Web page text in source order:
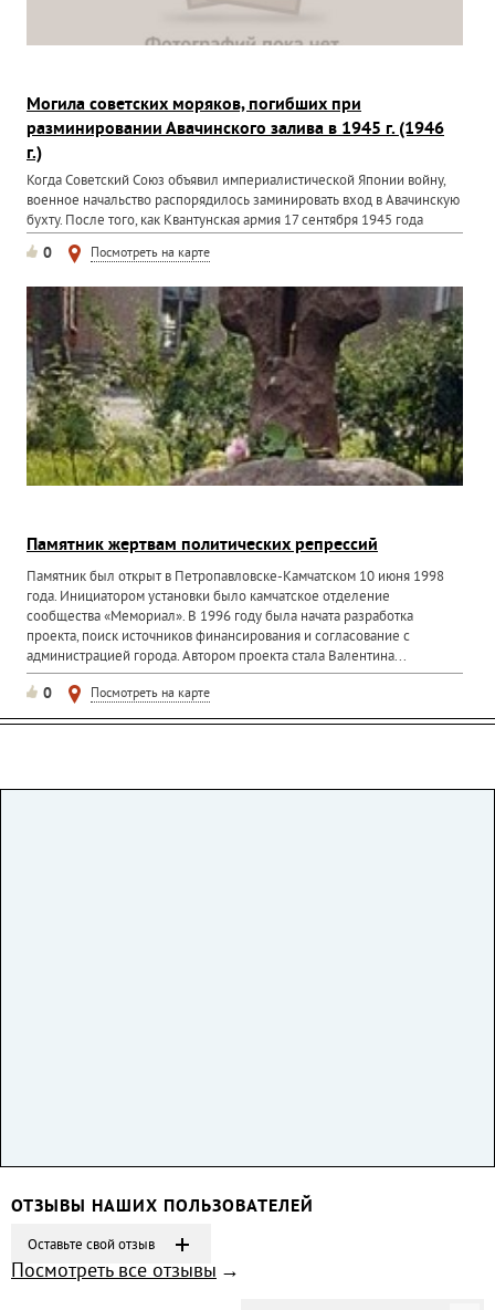
Могила советских моряков, погибших при
разминировании Авачинского залива в 1945 г. (1946
г.)
Когда Советский Союз объявил империалистической Японии войну,
военное начальство распорядилось заминировать вход в Авачинскую
бухту. После того, как Квантунская армия 17 сентября 1945 года
капитулировала, была поставлена задача – разминировать фарватер.
Для этого был сформирован отряд из семи
0 Посмотреть на карте
Памятник жертвам политических репрессий
Памятник был открыт в Петропавловске-Камчатском 10 июня 1998
года. Инициатором установки было камчатское отделение
сообщества «Мемориал». В 1996 году была начата разработка
проекта, поиск источников финансирования и согласование с
администрацией города. Автором проекта стала Валентина...
0 Посмотреть на карте
ОТЗЫВЫ НАШИХ ПОЛЬЗОВАТЕЛЕЙ
Оставьте свой отзыв
Посмотреть все отзывы